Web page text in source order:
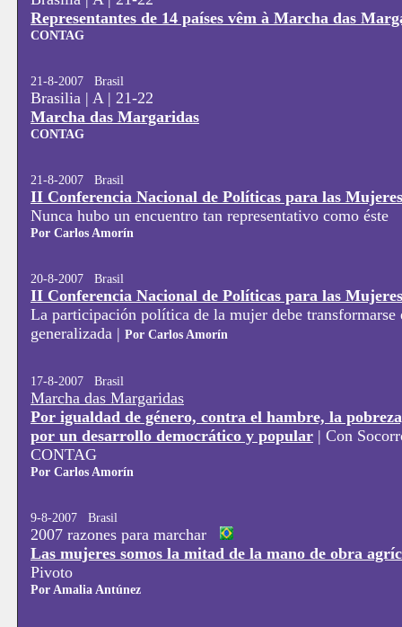
Representantes de 14 países vêm à Marcha das
CONTAG
21-8-2007 Brasil
Brasilia | A | 21-22
Marcha das Margaridas
CONTAG
21-8-2007 Brasil
II Conferencia Nacional de Políticas para las Mujeres
Nunca hubo un encuentro tan representativo como éste
Por Carlos Amorín
20-8-2007 Brasil
II Conferencia Nacional de Políticas para las Mujeres
La participación política de la mujer debe transformarse
generalizada | Por Carlos Amorín
17-8-2007 Brasil
Marcha das Margaridas
Por igualdad de género, contra el hambre, la
por un desarrollo democrático y popular | Con
CONTAG
Por Carlos Amorín
9-8-2007 Brasil
2007 razones para marchar
Las mujeres somos la mitad de la mano de obra
Pivoto
Por Amalia Antúnez